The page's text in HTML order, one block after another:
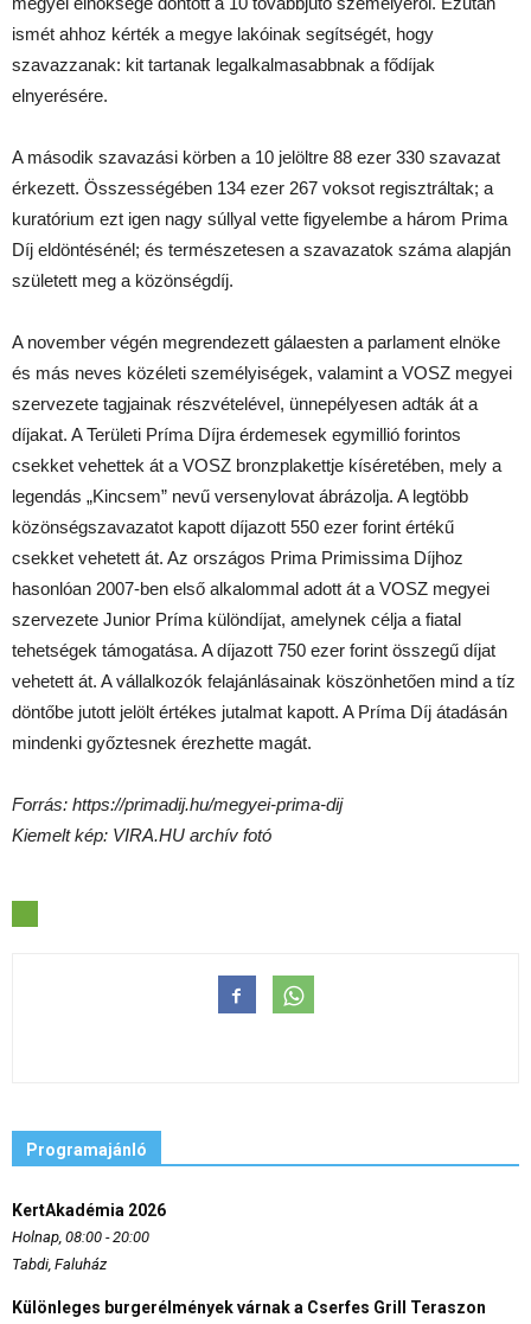
ismét ahhoz kérték a megye lakóinak segítségét, hogy
szavazzanak: kit tartanak legalkalmasabbnak a fődíjak
elnyerésére.
A második szavazási körben a 10 jelöltre 88 ezer 330 szavazat
érkezett. Összességében 134 ezer 267 voksot regisztráltak; a
kuratórium ezt igen nagy súllyal vette figyelembe a három Prima
Díj eldöntésénél; és természetesen a szavazatok száma alapján
született meg a közönségdíj.
A november végén megrendezett gálaesten a parlament elnöke
és más neves közéleti személyiségek, valamint a VOSZ megyei
szervezete tagjainak részvételével, ünnepélyesen adták át a
díjakat. A Területi Príma Díjra érdemesek egymillió forintos
csekket vehettek át a VOSZ bronzplakettje kíséretében, mely a
legendás „Kincsem” nevű versenylovat ábrázolja. A legtöbb
közönségszavazatot kapott díjazott 550 ezer forint értékű
csekket vehetett át. Az országos Prima Primissima Díjhoz
hasonlóan 2007-ben első alkalommal adott át a VOSZ megyei
szervezete Junior Príma különdíjat, amelynek célja a fiatal
tehetségek támogatása. A díjazott 750 ezer forint összegű díjat
vehetett át. A vállalkozók felajánlásainak köszönhetően mind a tíz
döntőbe jutott jelölt értékes jutalmat kapott. A Príma Díj átadásán
mindenki győztesnek érezhette magát.
Forrás: https://primadij.hu/megyei-prima-dij
Kiemelt kép: VIRA.HU archív fotó
Programajánló
KertAkadémia 2026
Holnap, 08:00 - 20:00
Tabdi, Faluház
Különleges burgerélmények várnak a Cserfes Grill Teraszon